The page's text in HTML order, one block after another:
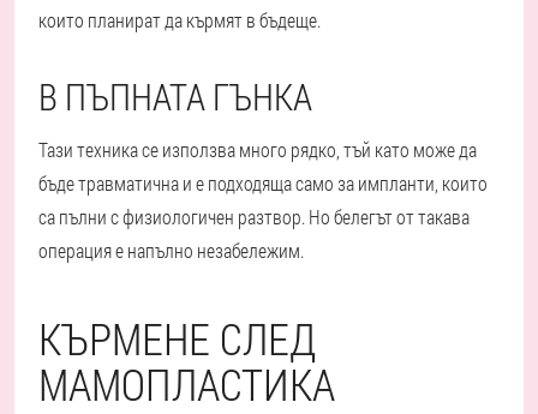
които планират да кърмят в бъдеще.
В ПЪПНАТА ГЪНКА
Тази техника се използва много рядко, тъй като може да
бъде травматична и е подходяща само за импланти, които
са пълни с физиологичен разтвор. Но белегът от такава
операция е напълно незабележим.
КЪРМЕНЕ СЛЕД
МАМОПЛАСТИКА